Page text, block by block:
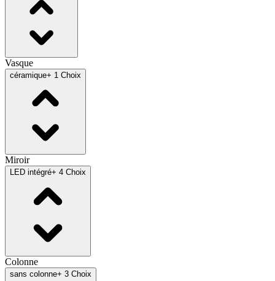
Vasque
céramique+ 1 Choix
Miroir
LED intégré+ 4 Choix
Colonne
sans colonne+ 3 Choix